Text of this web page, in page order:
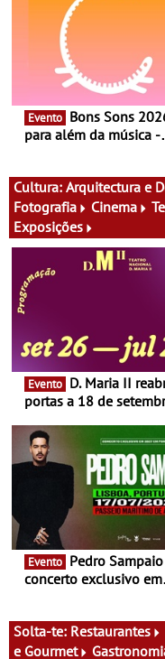
música
Evento
para além da música -
atividades para toda a
família e muito mais
Cultura: Arquitectura e
Fotografia
Cinema
Exposições
Evento
portas a 18 de
Evento
concerto exclusivo em
Solta-te: Restaurantes
e Gourmet